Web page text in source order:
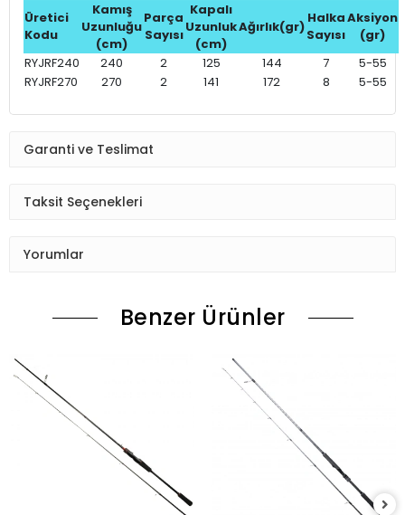
Üretici
Kodu
Kamış
Uzunluğu
(cm)
Parça
Sayısı
Kapalı
Uzunluk
(cm)
Ağırlık(gr)
Halka
Sayısı
Aksiyon
(gr)
RYJRF240
240 2 125 144 7
5-55
RYJRF270
270 2 141 172 8 5-55
Garanti ve Teslimat
Taksit Seçenekleri
Yorumlar
Benzer Ürünler